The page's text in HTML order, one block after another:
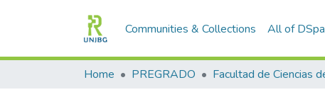
Communities & Collections All of
Home PREGRADO